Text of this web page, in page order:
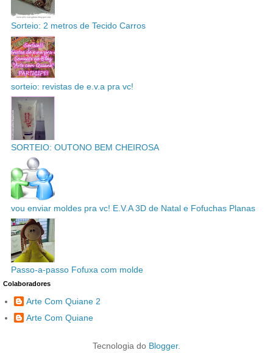
Sorteio: 2 metros de Tecido Carros
sorteio: revistas de e.v.a pra vc!
SORTEIO: OUTONO BEM CHEIROSA
vou enviar moldes pra vc! E.V.A 3D de Natal e Fofuchas Planas
Passo-a-passo Fofuxa com molde
Colaboradores
Arte Com Quiane 2
Arte Com Quiane
Tecnologia do Blogger.